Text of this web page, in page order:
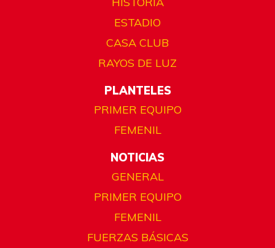
ESTADIO
CASA CLUB
RAYOS DE LUZ
PLANTELES
PRIMER EQUIPO
FEMENIL
NOTICIAS
GENERAL
PRIMER EQUIPO
FEMENIL
FUERZAS BÁSICAS